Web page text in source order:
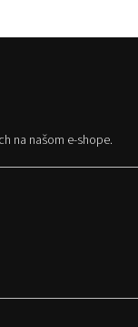
na našom e-shope.